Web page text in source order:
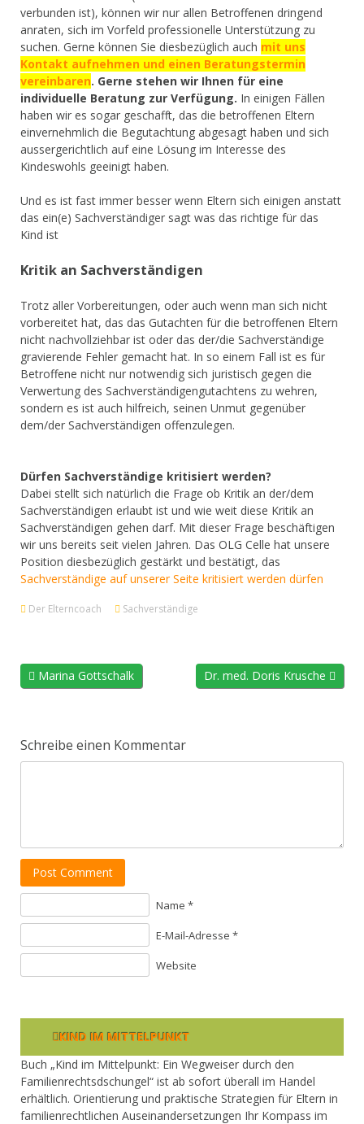
verbunden ist), können wir nur allen Betroffenen dringend
anraten, sich im Vorfeld professionelle Unterstützung zu
suchen. Gerne können Sie diesbezüglich auch mit uns
Kontakt aufnehmen und einen Beratungstermin
vereinbaren. Gerne stehen wir Ihnen für eine
individuelle Beratung zur Verfügung. In einigen Fällen
haben wir es sogar geschafft, das die betroffenen Eltern
einvernehmlich die Begutachtung abgesagt haben und sich
aussergerichtlich auf eine Lösung im Interesse des
Kindeswohls geeinigt haben.
Und es ist fast immer besser wenn Eltern sich einigen anstatt
das ein(e) Sachverständiger sagt was das richtige für das
Kind ist
Kritik an Sachverständigen
Trotz aller Vorbereitungen, oder auch wenn man sich nicht
vorbereitet hat, das das Gutachten für die betroffenen Eltern
nicht nachvollziehbar ist oder das der/die Sachverständige
gravierende Fehler gemacht hat. In so einem Fall ist es für
Betroffene nicht nur notwendig sich juristisch gegen die
Verwertung des Sachverständigengutachtens zu wehren,
sondern es ist auch hilfreich, seinen Unmut gegenüber
dem/der Sachverständigen offenzulegen.
Dürfen Sachverständige kritisiert werden?
Dabei stellt sich natürlich die Frage ob Kritik an der/dem
Sachverständigen erlaubt ist und wie weit diese Kritik an
Sachverständigen gehen darf. Mit dieser Frage beschäftigen
wir uns bereits seit vielen Jahren. Das OLG Celle hat unsere
Position diesbezüglich gestärkt und bestätigt, das
Sachverständige auf unserer Seite kritisiert werden dürfen
Der Elterncoach Sachverständige
Marina Gottschalk Dr. med. Doris Krusche
Schreibe einen Kommentar
Post Comment
Name *
E-Mail-Adresse *
Website
KIND IM MITTELPUNKT
Buch „Kind im Mittelpunkt: Ein Wegweiser durch den
Familienrechtsdschungel“ ist ab sofort überall im Handel
erhältlich. Orientierung und praktische Strategien für Eltern in
familienrechtlichen Auseinandersetzungen Ihr Kompass im